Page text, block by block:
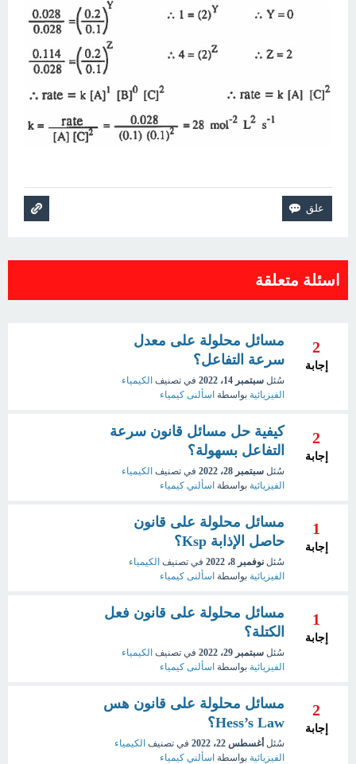
اسئلة متعلقة
2
إجابة
مسائل محلولة على معدل
سرعة التفاعل؟
سُئل سبتمبر 14، 2022 في تصنيف الكيمياء
الفيزيائية بواسطة اسألنى كيمياء
2
إجابة
كيفية حل مسائل قانون سرعة
التفاعل بسهولة؟
سُئل سبتمبر 28، 2022 في تصنيف الكيمياء
الفيزيائية بواسطة اسألني كيمياء
1
إجابة
مسائل محلولة على قانون
حاصل الإذابة Ksp؟
سُئل نوفمبر 8، 2022 في تصنيف الكيمياء
الفيزيائية بواسطة اسألنى كيمياء
1
إجابة
مسائل محلولة على قانون فعل
الكتلة؟
سُئل سبتمبر 29، 2022 في تصنيف الكيمياء
الفيزيائية بواسطة اسألنى كيمياء
2
إجابة
مسائل محلولة على قانون هس
Hess’s Law؟
سُئل أغسطس 22، 2022 في تصنيف الكيمياء
الفيزيائية بواسطة اسألني كيمياء